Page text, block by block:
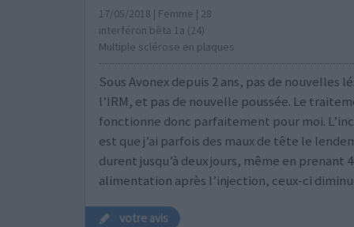
17/05/2018 | Femme | 28
interféron bêta 1a (24)
Multiple sclérose en plaques
Sous Avonex depuis 2 ans, pas de nouvelles
l’IRM, et pas de nouvelle poussée. Le
fonctionne donc parfaitement pour moi.
est que j’ai parfois des maux de tête le
durent jusqu’à deux jours, même en prenant
alimentation après l’injection, ceux-ci
votre avis